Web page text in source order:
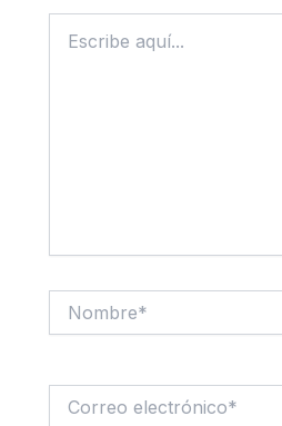
aquí...
electrónico*